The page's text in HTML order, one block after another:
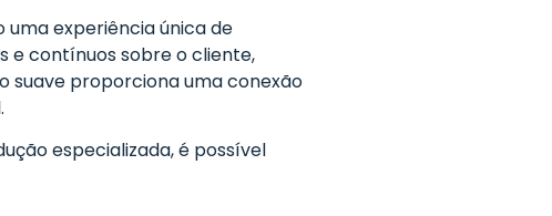
uma experiência única de
e contínuos sobre o cliente,
suave proporciona uma conexão
especializada, é possível